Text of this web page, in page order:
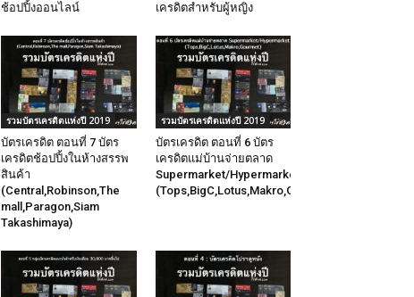
ช้อปปิ้งออนไลน์
เครดิตสำหรับผู้หญิง
รวมบัตรเครดิตแห่งปี 2019
บัตรเครดิต ตอนที่ 7 บัตร
เครดิตช้อปปิ้งในห้างสรรพ
สินค้า
(Central,Robinson,The
mall,Paragon,Siam
Takashimaya)
รวมบัตรเครดิตแห่งปี 2019
บัตรเครดิต ตอนที่ 6 บัตร
เครดิตแม่บ้านจ่ายตลาด
Supermarket/Hypermarket
(Tops,BigC,Lotus,Makro,Gourmet)